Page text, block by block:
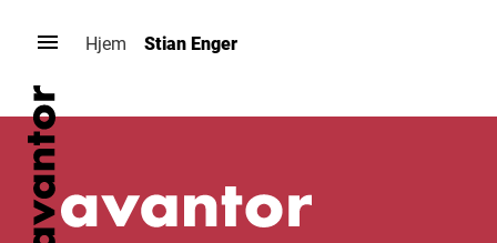
innhold
Hjem Stian Enger